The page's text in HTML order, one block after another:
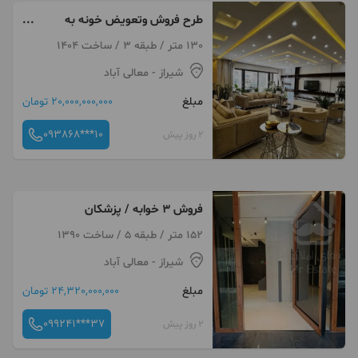
طرح فروش وتعویض خونه به
خونه ۲ و ۳ خواب
130 متر / طبقه 3 / ساخت 1404
شیراز - معالی آباد
مبلغ
20,000,000,000 تومان
2 روز پیش 093868***10
فروش ۳ خوابه / پزشکان
152 متر / طبقه 5 / ساخت 1390
شیراز - معالی آباد
مبلغ
24,320,000,000 تومان
2 روز پیش 099241***37